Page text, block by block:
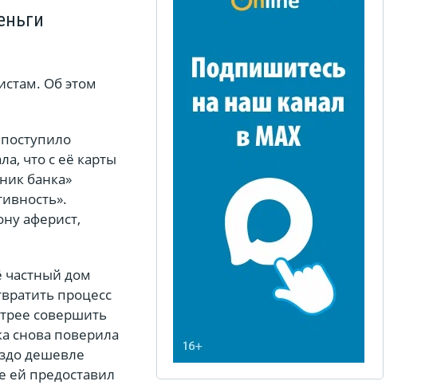
Об этом
что с её карты
банка»
аферист,
частный дом
процесс
совершить
снова поверила
дешевле
ей предоставил